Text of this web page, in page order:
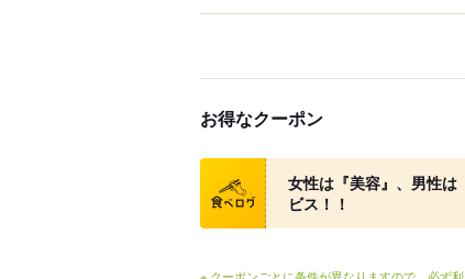
お得なクーポン
クーポン
女性は『美容』、男性は
ビス！！